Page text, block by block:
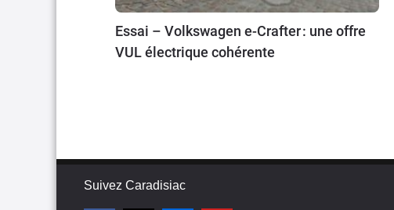
Essai – Volkswagen e-Crafter : une offre
VUL électrique cohérente
Suivez Caradisiac